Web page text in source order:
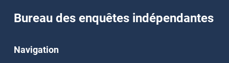
Bureau des enquêtes indépendantes
Navigation